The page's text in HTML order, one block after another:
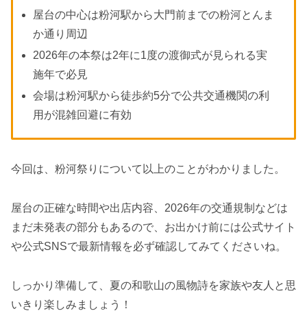
屋台の中心は粉河駅から大門前までの粉河とんま
か通り周辺
2026年の本祭は2年に1度の渡御式が見られる実
施年で必見
会場は粉河駅から徒歩約5分で公共交通機関の利
用が混雑回避に有効
今回は、粉河祭りについて以上のことがわかりました。
屋台の正確な時間や出店内容、2026年の交通規制などは
まだ未発表の部分もあるので、お出かけ前には公式サイト
や公式SNSで最新情報を必ず確認してみてくださいね。
しっかり準備して、夏の和歌山の風物詩を家族や友人と思
いきり楽しみましょう！